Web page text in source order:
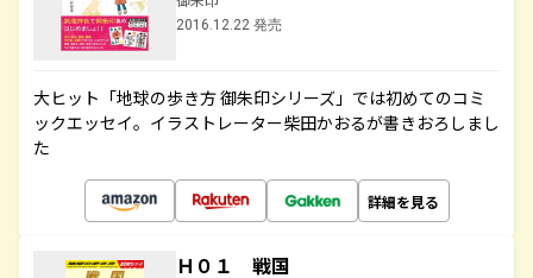
2016.12.22 発売
大ヒット「地球の歩き方 御朱印シリーズ」では初めてのコミ
ックエッセイ。イラストレーター柴田かおるが書きおろしまし
た
詳細を見る
Ｈ０１ 戦国